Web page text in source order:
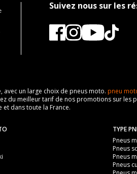
Suivez nous sur les
avec un large choix de pneus moto. pneu
meilleur tarif de nos promotions sur les
et dans toute la France.
TYPE
Pneus
Pneus
Pneus
Pneus